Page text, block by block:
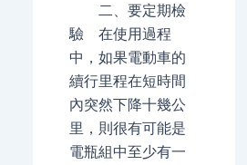
二、要定期檢
驗 在使用過程
中，如果電動車的
續行里程在短時間
內突然下降十幾公
里，則很有可能是
電瓶組中至少有一